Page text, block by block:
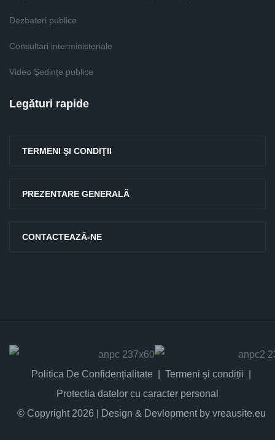
Dezbateri publice
Consultari interministeriale
Video Şedinţe publice
Legături rapide
TERMENI ŞI CONDIŢII
PREZENTARE GENERALĂ
CONTACTEAZĂ-NE
Politica De Confidențialitate
Termeni și condiții
Protectia datelor cu caracter personal
© Copyright 2026 | Design & Devlopment by vreausite.eu